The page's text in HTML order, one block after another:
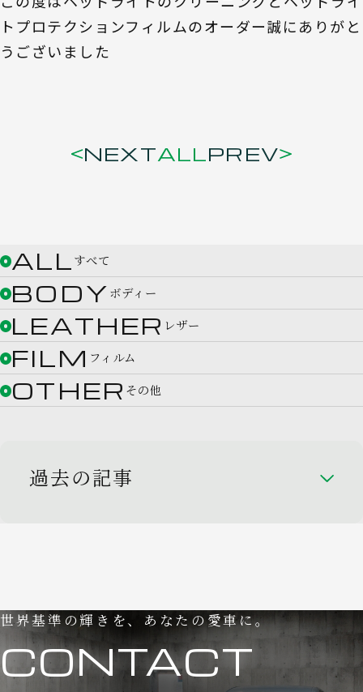
トプロテクションフィルムのオーダー誠にありがと
うございました
NEXTALLPREV
ALL すべて
BODY ボディー
LEATHER レザー
FILM フィルム
OTHER その他
過去の記事
世界基準の輝きを、あなたの愛車に。
CONTACT